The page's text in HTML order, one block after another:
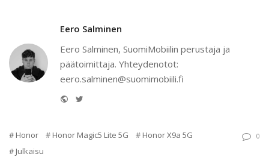
Eero Salminen
Eero Salminen, SuomiMobiilin perustaja ja
päätoimittaja. Yhteydenotot:
eero.salminen@suomimobiili.fi
Website
Honor Honor Magic5 Lite 5G
Honor X9a 5G
Julkaisu
0